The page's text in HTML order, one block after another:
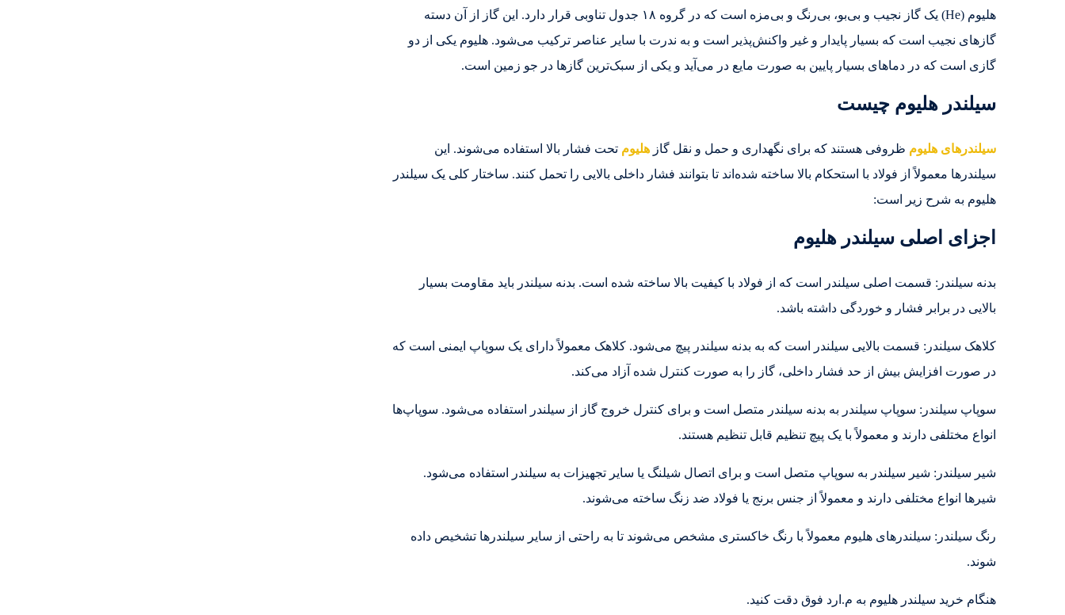
هلیوم (He) یک گاز نجیب و بی‌بو، بی‌رنگ و بی‌مزه است که در گروه ۱۸ جدول تناوبی قرار دارد. این گاز از آن دسته
گازهای نجیب است که بسیار پایدار و غیر واکنش‌پذیر است و به ندرت با سایر عناصر ترکیب می‌شود. هلیوم یکی از دو
گازی است که در دماهای بسیار پایین به صورت مایع در می‌آید و یکی از سبک‌ترین گازها در جو زمین است.
سیلندر هلیوم چیست
سیلندرهای هلیوم ظروفی هستند که برای نگهداری و حمل و نقل گاز هلیوم تحت فشار بالا استفاده می‌شوند. این
سیلندرها معمولاً از فولاد با استحکام بالا ساخته شده‌اند تا بتوانند فشار داخلی بالایی را تحمل کنند. ساختار کلی یک سیلندر
هلیوم به شرح زیر است:
اجزای اصلی سیلندر هلیوم
بدنه سیلندر: قسمت اصلی سیلندر است که از فولاد با کیفیت بالا ساخته شده است. بدنه سیلندر باید مقاومت بسیار
بالایی در برابر فشار و خوردگی داشته باشد.
کلاهک سیلندر: قسمت بالایی سیلندر است که به بدنه سیلندر پیچ می‌شود. کلاهک معمولاً دارای یک سوپاپ ایمنی است که
در صورت افزایش بیش از حد فشار داخلی، گاز را به صورت کنترل شده آزاد می‌کند.
سوپاپ سیلندر: سوپاپ سیلندر به بدنه سیلندر متصل است و برای کنترل خروج گاز از سیلندر استفاده می‌شود. سوپاپ‌ها
انواع مختلفی دارند و معمولاً با یک پیچ تنظیم قابل تنظیم هستند.
شیر سیلندر: شیر سیلندر به سوپاپ متصل است و برای اتصال شیلنگ یا سایر تجهیزات به سیلندر استفاده می‌شود.
شیرها انواع مختلفی دارند و معمولاً از جنس برنج یا فولاد ضد زنگ ساخته می‌شوند.
رنگ سیلندر: سیلندرهای هلیوم معمولاً با رنگ خاکستری مشخص می‌شوند تا به راحتی از سایر سیلندرها تشخیص داده
شوند.
هنگام خرید سیلندر هلیوم به م.ارد فوق دقت کنید.